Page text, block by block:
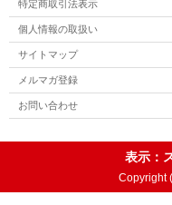
特定商取引法表示
個人情報の取扱い
サイトマップ
メルマガ登録
お問い合わせ
表示：
Copyright